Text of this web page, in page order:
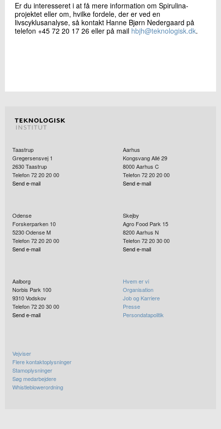
Er du interesseret i at få mere information om Spirulina-
projektet eller om, hvilke fordele, der er ved en
livscyklusanalyse, så kontakt Hanne Bjørn Nedergaard på
telefon +45 72 20 17 26 eller på mail hbjh@teknologisk.dk.
Taastrup
Gregersensvej 1
2630Taastrup
Telefon 72 20 20 00
Send e-mail
Aarhus
Kongsvang Allé 29
8000Aarhus C
Telefon 72 20 20 00
Send e-mail
Odense
Forskerparken 10
5230Odense M
Telefon 72 20 20 00
Send e-mail
Skejby
Agro Food Park 15
8200Aarhus N
Telefon 72 20 30 00
Send e-mail
Aalborg
Norbis Park 100
9310Vodskov
Telefon 72 20 30 00
Send e-mail
Hvem er vi
Organisation
Job og Karriere
Presse
Persondatapolitik
Vejviser
Flere kontaktoplysninger
Stamoplysninger
Søg medarbejdere
Whistleblowerordning